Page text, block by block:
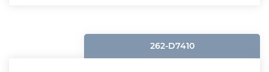
262-D7410